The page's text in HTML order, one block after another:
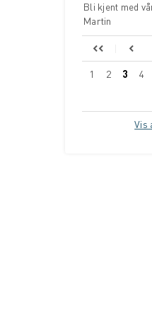
Bli kjent med
Martin
1 2 3 4
Vis